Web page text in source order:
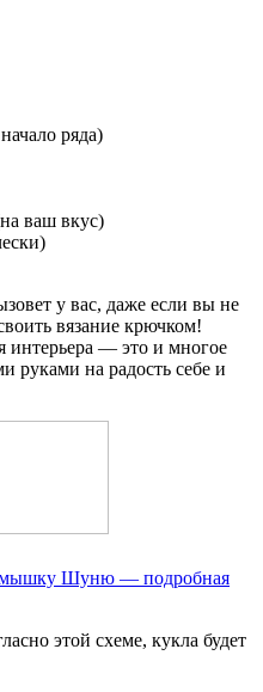
ряда)
ваш вкус)
у вас, даже если вы не
вязание крючком!
— это и многое
руками на радость себе и
Шуню — подробная
этой схеме, кукла будет